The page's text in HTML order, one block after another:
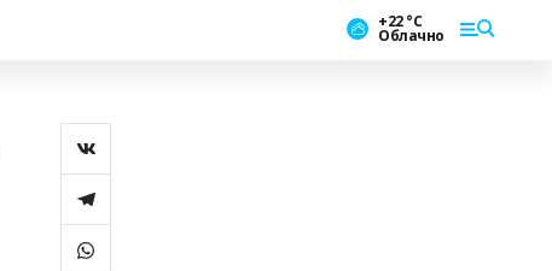
+22 °С
Облачно